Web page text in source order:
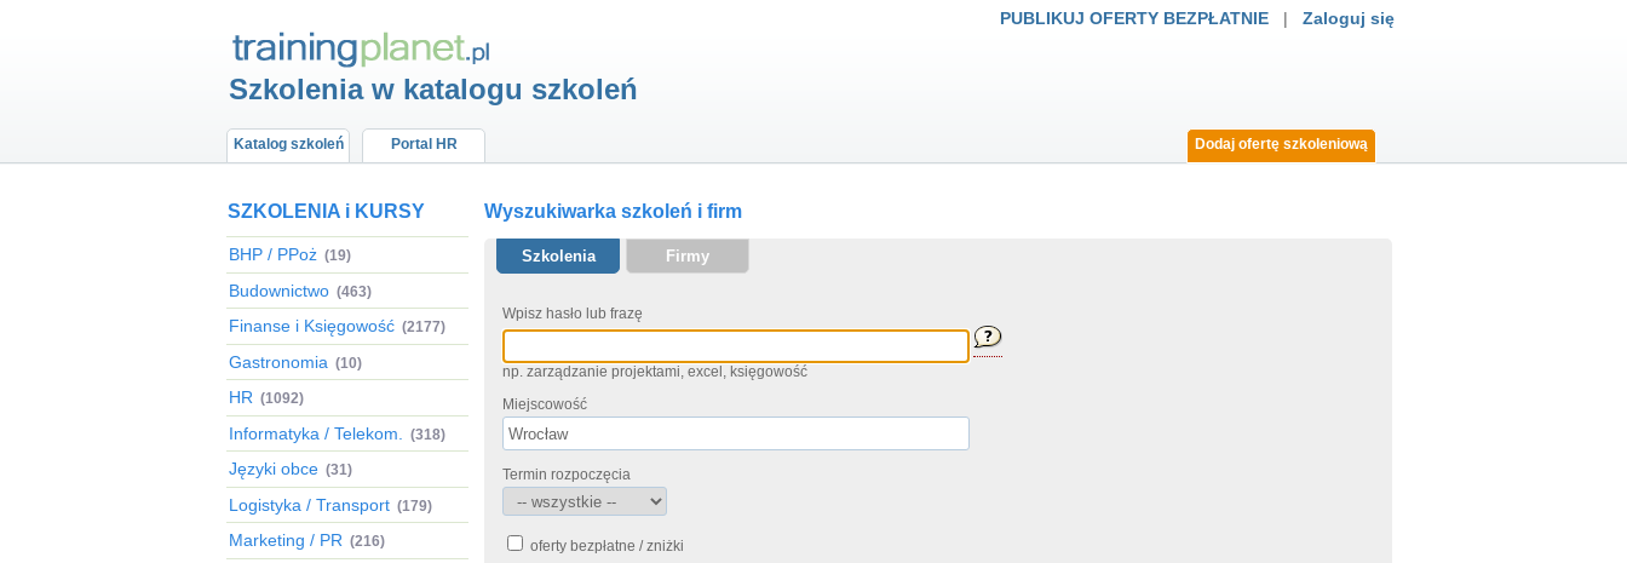
PUBLIKUJ OFERTY BEZPŁATNIE | Zaloguj się
Szkolenia w katalogu szkoleń
Katalog szkoleń Dodaj ofertę szkoleniową
Portal HR
SZKOLENIA i KURSY
BHP / PPoż (19)
Budownictwo (463)
Finanse i Księgowość (2177)
Gastronomia (10)
HR (1092)
Informatyka / Telekom. (318)
Języki obce (31)
Logistyka / Transport (179)
Marketing / PR (216)
Wyszukiwarka szkoleń i firm
Szkolenia Firmy
Wpisz hasło lub frazę
np. zarządzanie projektami, excel, księgowość
Miejscowość
Termin rozpoczęcia
oferty bezpłatne / zniżki